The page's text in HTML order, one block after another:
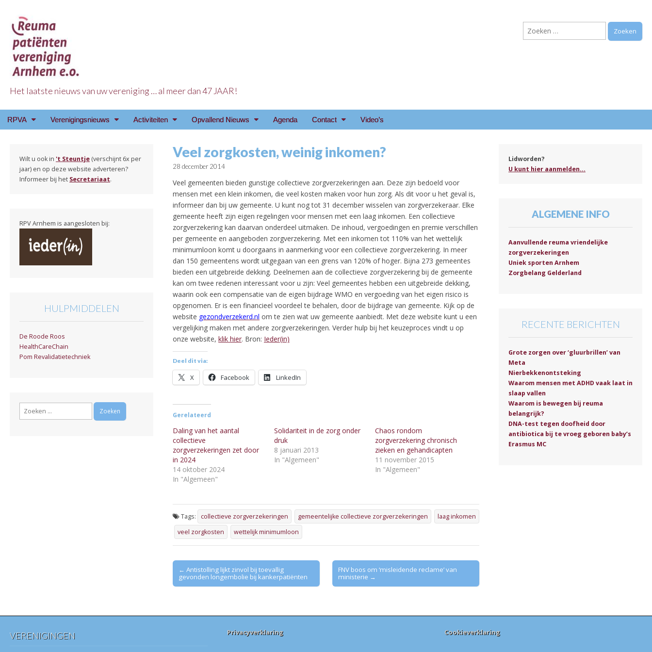
Reuma Patienten Vereniging Arnhem e.o.
Het laatste nieuws van uw vereniging … al meer dan 47 JAAR!
Zoeken
naar:
Main
Skip
RPVA Verenigingsnieuws Activiteiten Opvallend Nieuws Agenda Contact Video’s
Veel zorgkosten, weinig inkomen?
28 december 2014
Veel gemeenten bieden gunstige collectieve zorgverzekeringen aan. Deze zijn bedoeld voor
mensen met een klein inkomen, die veel kosten maken voor hun zorg. Als dit voor u het geval is,
informeer dan bij uw gemeente. U kunt nog tot 31 december wisselen van zorgverzekeraar. Elke
gemeente heeft zijn eigen regelingen voor mensen met een laag inkomen. Een collectieve
zorgverzekering kan daarvan onderdeel uitmaken. De inhoud, vergoedingen en premie verschillen
per gemeente en aangeboden zorgverzekering. Met een inkomen tot 110% van het wettelijk
minimumloon komt u doorgaans in aanmerking voor een collectieve zorgverzekering. In meer
dan 150 gemeentens wordt uitgegaan van een grens van 120% of hoger. Bijna 273 gemeentes
bieden een uitgebreide dekking. Deelnemen aan de collectieve zorgverzekering bij de gemeente
kan om twee redenen interessant voor u zijn: Veel gemeentes hebben een uitgebreide dekking,
waarin ook een compensatie van de eigen bijdrage WMO en vergoeding van het eigen risico is
opgenomen. Er is een financieel voordeel te behalen, door de bijdrage van gemeente. Kijk op de
website gezondverzekerd.nl om te zien wat uw gemeente aanbiedt. Met deze website kunt u een
vergelijking maken met andere zorgverzekeringen. Verder hulp bij het keuzeproces vindt u op
onze website, klik hier. Bron: Ieder(in)
Deel dit via:
X Facebook LinkedIn
Gerelateerd
Daling van het aantal
collectieve
zorgverzekeringen zet door
in 2024
14 oktober 2024
In "Algemeen"
Solidariteit in de zorg onder
druk
8 januari 2013
In "Algemeen"
Chaos rondom
zorgverzekering chronisch
zieken en gehandicapten
11 november 2015
In "Algemeen"
Tags: collectieve zorgverzekeringen gemeentelijke collectieve zorgverzekeringen
laag inkomen
veel zorgkosten
wettelijk minimumloon
Post
navigation
← Antistolling lijkt zinvol bij toevallig
gevonden longembolie bij kankerpatiënten
FNV boos om ‘misleidende reclame’ van
ministerie →
Wilt u ook in 't Steuntje (verschijnt 6x per
jaar) en op deze website adverteren?
Informeer bij het Secretariaat.
RPV Arnhem is aangesloten bij:
HULPMIDDELEN
De Roode Roos
HealthCareChain
Pom Revalidatietechniek
Zoeken
Lidworden?
U kunt hier aanmelden...
ALGEMENE INFO
Aanvullende reuma vriendelijke
zorgverzekeringen
Uniek sporten Arnhem
Zorgbelang Gelderland
RECENTE BERICHTEN
Grote zorgen over ‘gluurbrillen’ van
Meta
Nierbekkenontsteking
Waarom mensen met ADHD vaak laat in
slaap vallen
Waarom is bewegen bij reuma
belangrijk?
DNA-test tegen doofheid door
antibiotica bij te vroeg geboren baby’s
Erasmus MC
VERENIGINGEN Privacyverklaring Cookieverklaring